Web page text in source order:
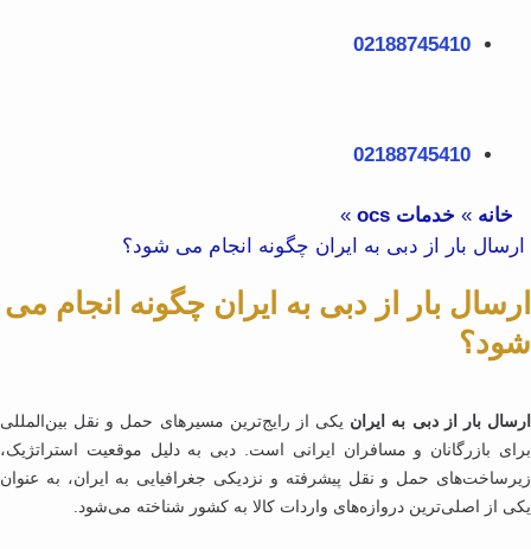
02188745410
02188745410
خانه » خدمات ocs
»
بار از دبی به ایران چگونه انجام می شود؟
بار از دبی به ایران چگونه انجام می
بار از دبی به ایران یکی از رایج‌ترین مسیرهای حمل ‌و نقل بین‌المللی
بازرگانان و مسافران ایرانی است. دبی به‌ دلیل موقعیت استراتژیک،
حمل ‌و نقل پیشرفته و نزدیکی جغرافیایی به ایران، به‌ عنوان
از اصلی‌ترین دروازه‌های واردات کالا به کشور شناخته می‌شود.